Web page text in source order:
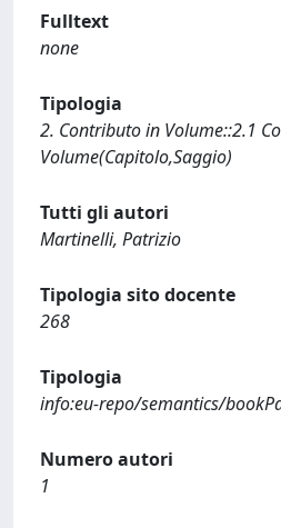
Fulltext
none
Tipologia
2. Contributo in Volume::2.1
Volume(Capitolo,Saggio)
Tutti gli autori
Martinelli, Patrizio
Tipologia sito docente
268
Tipologia
info:eu-repo/semantics/
Numero autori
1